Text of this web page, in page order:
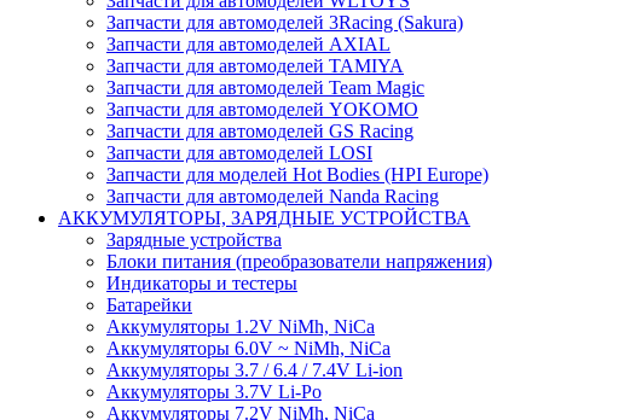
Запчасти для автомоделей 3Racing (Sakura)
Запчасти для автомоделей AXIAL
Запчасти для автомоделей TAMIYA
Запчасти для автомоделей Team Magic
Запчасти для автомоделей YOKOMO
Запчасти для автомоделей GS Racing
Запчасти для автомоделей LOSI
Запчасти для моделей Hot Bodies (HPI Europe)
Запчасти для автомоделей Nanda Racing
АККУМУЛЯТОРЫ, ЗАРЯДНЫЕ УСТРОЙСТВА
Зарядные устройства
Блоки питания (преобразователи напряжения)
Индикаторы и тестеры
Батарейки
Аккумуляторы 1.2V NiMh, NiCa
Аккумуляторы 6.0V ~ NiMh, NiCa
Аккумуляторы 3.7 / 6.4 / 7.4V Li-ion
Аккумуляторы 3.7V Li-Po
Аккумуляторы 7.2V NiMh, NiCa